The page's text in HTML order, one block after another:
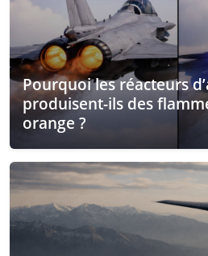
Pourquoi les réacteurs
produisent-ils des
orange ?